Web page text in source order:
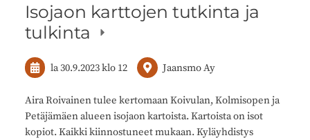
Isojaon karttojen tutkinta ja
tulkinta
la 30.9.2023klo 12 Jaansmo Ay
Aira Roivainen tulee kertomaan Koivulan, Kolmisopen ja
Petäjämäen alueen isojaon kartoista. Kartoista on isot
kopiot. Kaikki kiinnostuneet mukaan. Kyläyhdistys